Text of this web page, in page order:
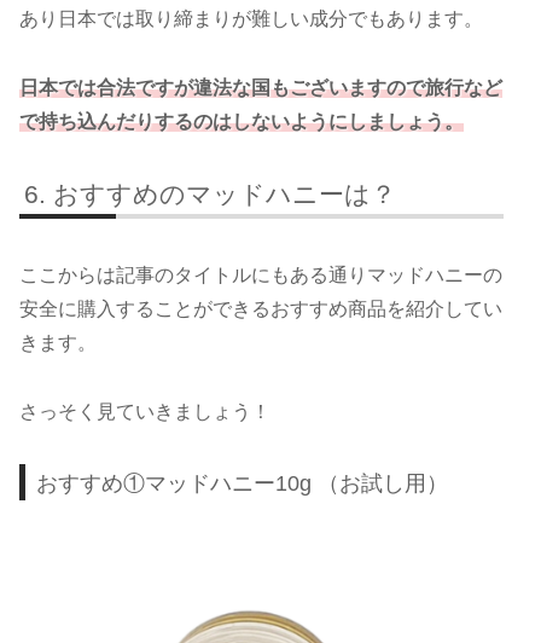
あり日本では取り締まりが難しい成分でもあります。
日本では合法ですが違法な国もございますので旅行など
で持ち込んだりするのはしないようにしましょう。
おすすめのマッドハニーは？
ここからは記事のタイトルにもある通りマッドハニーの
安全に購入することができるおすすめ商品を紹介してい
きます。
さっそく見ていきましょう！
おすすめ①マッドハニー10g （お試し用）